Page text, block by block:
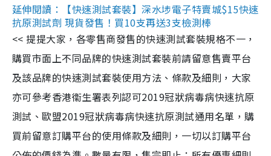
延伸閱讀：【快速測試套裝】深水埗電子特賣城$15快速
抗原測試劑 現貨發售！買10支再送3支檢測棒
<< 提提大家，各零售商發售的快速測試套裝規格不一，
購買市面上不同品牌的快速測試套裝前請留意售賣平台
及該品牌的快速測試套裝使用方法、條款及細則，大家
亦可參考香港衞生署表列認可2019冠狀病毒病快速抗原
測試、歐盟2019冠狀病毒病快速抗原測試通用名單，購
買前留意訂購平台的使用條款及細則，一切以訂購平台